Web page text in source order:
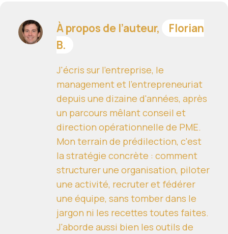
À propos de l’auteur,
Florian
B.
J'écris sur l'entreprise, le
management et l'entrepreneuriat
depuis une dizaine d'années, après
un parcours mêlant conseil et
direction opérationnelle de PME.
Mon terrain de prédilection, c'est
la stratégie concrète : comment
structurer une organisation, piloter
une activité, recruter et fédérer
une équipe, sans tomber dans le
jargon ni les recettes toutes faites.
J'aborde aussi bien les outils de